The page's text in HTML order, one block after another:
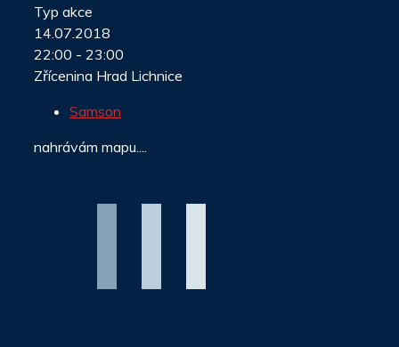
Typ akce
14.07.2018
22:00 - 23:00
Zřícenina Hrad Lichnice
Samson
nahrávám mapu....